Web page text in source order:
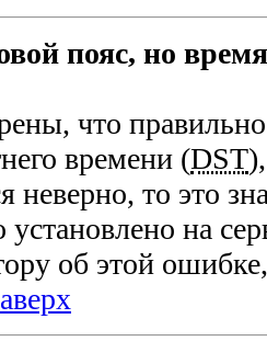
пояс, но
что
времени (DST
неверно, то это
установлено на
об этой